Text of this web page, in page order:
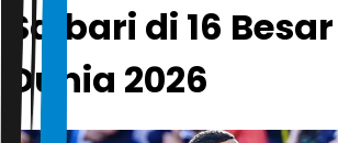
Saibari di 16
Dunia 2026